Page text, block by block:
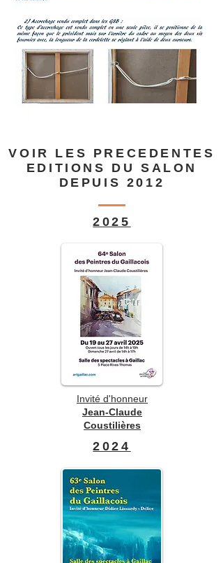
VOIR LES PRECEDENTES
EDITIONS DU SALON
DEPUIS 2012
2025
Invité d'honneur
Jean-Claude
Coustilières
2024